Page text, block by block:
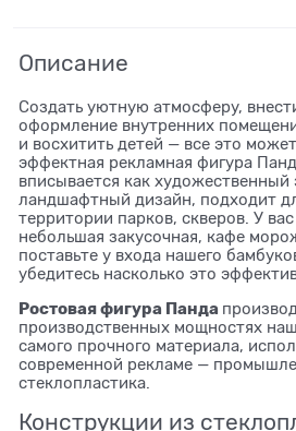
Описание
Создать уютную атмосферу,
оформление внутренних
и восхитить детей — все это
эффектная рекламная фигура
вписывается как художественный
ландшафтный дизайн, подходит
территории парков, скверов. У
небольшая закусочная, кафе
поставьте у входа нашего
убедитесь насколько это
Ростовая фигура Панда
производственных мощностях
самого прочного материала,
современной рекламе —
стеклопластика.
Конструкции из